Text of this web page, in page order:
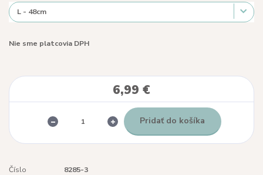
Nie sme platcovia DPH
6,99 €
Pridať do košíka
Číslo
8285-3